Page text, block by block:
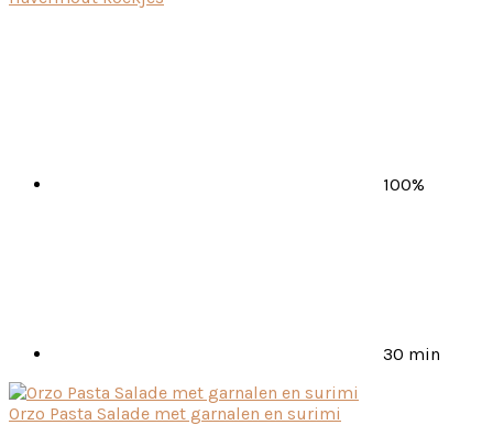
100%
30 min
Orzo Pasta Salade met garnalen en surimi